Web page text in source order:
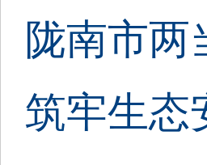
陇南市两
筑牢生态